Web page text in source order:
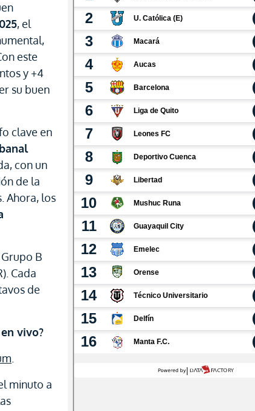
, el
este
y +4
su buen
clave en
con un
de la
Ahora, los
B
Cada
de
vivo?
minuto a